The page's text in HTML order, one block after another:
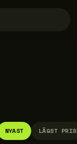
NYAST LÄGST PRIS